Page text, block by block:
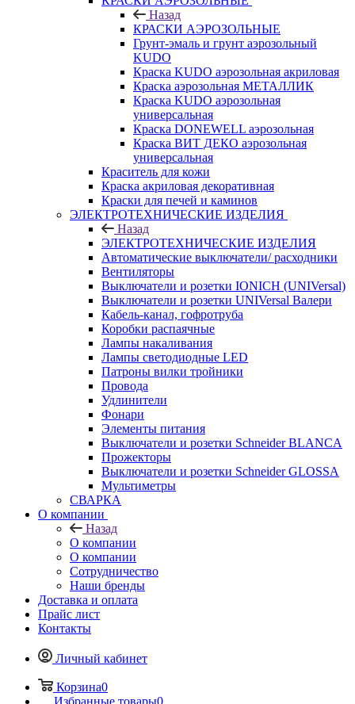
Назад
КРАСКИ АЭРОЗОЛЬНЫЕ
Грунт-эмаль и грунт аэрозольный
KUDO
Краска KUDO аэрозольная акриловая
Краска аэрозольная МЕТАЛЛИК
Краска KUDO аэрозольная
универсальная
Краска DONEWELL аэрозольная
Краска ВИТ ДЕКО аэрозольная
универсальная
Краситель для кожи
Краска акриловая декоративная
Краски для печей и каминов
ЭЛЕКТРОТЕХНИЧЕСКИЕ ИЗДЕЛИЯ
Назад
ЭЛЕКТРОТЕХНИЧЕСКИЕ ИЗДЕЛИЯ
Автоматические выключатели/ расходники
Вентиляторы
Выключатели и розетки IONICH (UNIVersal)
Выключатели и розетки UNIVersal Валери
Кабель-канал, гофротруба
Коробки распаячные
Лампы накаливания
Лампы светодиодные LED
Патроны вилки тройники
Провода
Удлинители
Фонари
Элементы питания
Выключатели и розетки Schneider BLANCA
Прожекторы
Выключатели и розетки Schneider GLOSSA
Мультиметры
СВАРКА
О компании
Назад
О компании
О компании
Сотрудничество
Наши бренды
Доставка и оплата
Прайс лист
Контакты
Личный кабинет
Корзина0
Избранные товары0